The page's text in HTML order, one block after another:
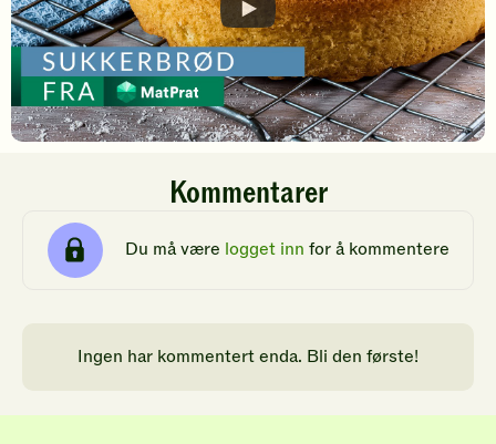
Kommentarer
Du må være logget inn for å kommentere
Ingen har kommentert enda. Bli den første!